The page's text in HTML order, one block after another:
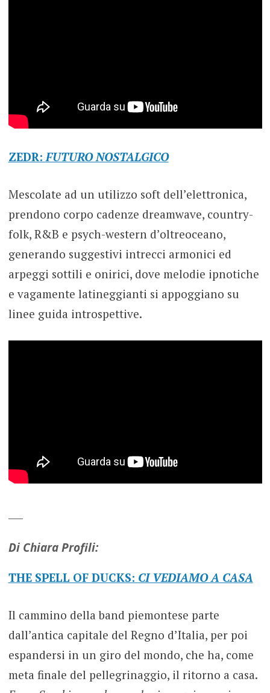
ZEDR:FUTURO NOSTALGICO
Mescolate ad un utilizzo soft dell’elettronica,
prendono corpo cadenze dreamwave, country-
folk, R&B e psych-western d’oltreoceano,
generando suggestivi intrecci armonici ed
arpeggi sottili e onirici, dove melodie ipnotiche
e vagamente latineggianti si appoggiano su
linee guida introspettive.
Di Chiara Profili:
THE SPELL OF DUCKS: CI VEDIAMO A CASA
Il cammino della band piemontese parte
dall’antica capitale del Regno d’Italia, per poi
espandersi in un giro del mondo, che ha, come
meta finale del pellegrinaggio, il ritorno a casa.